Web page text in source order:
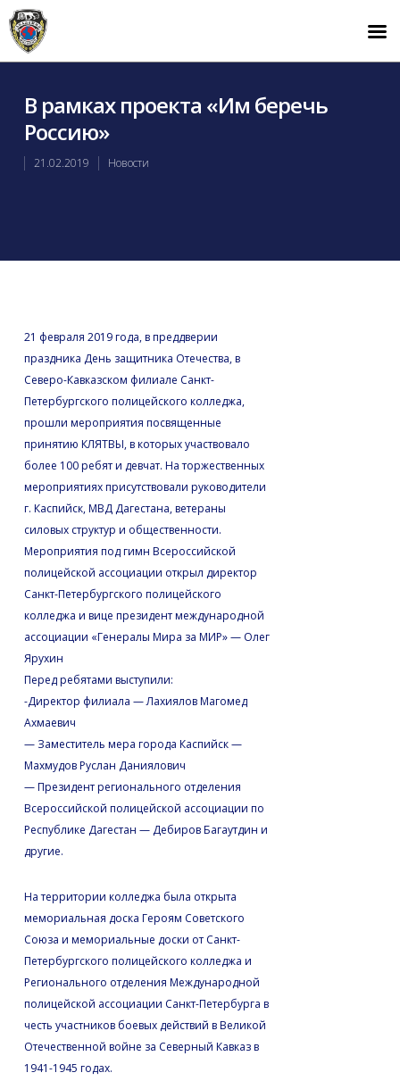
В рамках проекта «Им беречь
Россию»
21.02.2019 Новости
21 февраля 2019 года, в преддверии
праздника День защитника Отечества, в
Северо-Кавказском филиале Санкт-
Петербургского полицейского колледжа,
прошли мероприятия посвященные
принятию КЛЯТВЫ, в которых участвовало
более 100 ребят и девчат. На торжественных
мероприятиях присутствовали руководители
г. Каспийск, МВД Дагестана, ветераны
силовых структур и общественности.
Мероприятия под гимн Всероссийской
полицейской ассоциации открыл директор
Санкт-Петербургского полицейского
колледжа и вице президент международной
ассоциации «Генералы Мира за МИР» — Олег
Ярухин
Перед ребятами выступили:
-Директор филиала — Лахиялов Магомед
Ахмаевич
— Заместитель мера города Каспийск —
Махмудов Руслан Даниялович
— Президент регионального отделения
Всероссийской полицейской ассоциации по
Республике Дагестан — Дебиров Багаутдин и
другие.
На территории колледжа была открыта
мемориальная доска Героям Советского
Союза и мемориальные доски от Санкт-
Петербургского полицейского колледжа и
Регионального отделения Международной
полицейской ассоциации Санкт-Петербурга в
честь участников боевых действий в Великой
Отечественной войне за Северный Кавказ в
1941-1945 годах.